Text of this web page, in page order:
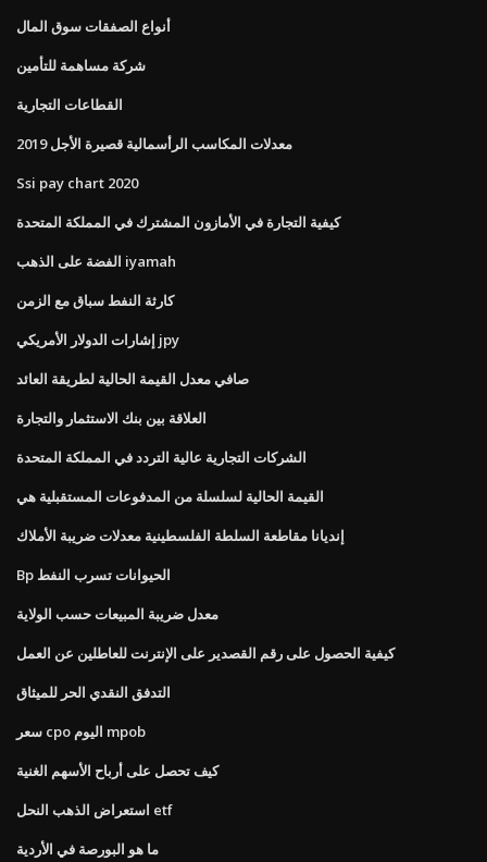
أنواع الصفقات سوق المال
شركة مساهمة للتأمين
القطاعات التجارية
معدلات المكاسب الرأسمالية قصيرة الأجل 2019
Ssi pay chart 2020
كيفية التجارة في الأمازون المشترك في المملكة المتحدة
الفضة على الذهب iyamah
كارثة النفط سباق مع الزمن
إشارات الدولار الأمريكي jpy
صافي معدل القيمة الحالية لطريقة العائد
العلاقة بين بنك الاستثمار والتجارة
الشركات التجارية عالية التردد في المملكة المتحدة
القيمة الحالية لسلسلة من المدفوعات المستقبلية هي
إنديانا مقاطعة السلطة الفلسطينية معدلات ضريبة الأملاك
Bp الحيوانات تسرب النفط
معدل ضريبة المبيعات حسب الولاية
كيفية الحصول على رقم القصدير على الإنترنت للعاطلين عن العمل
التدفق النقدي الحر للميثاق
سعر cpo اليوم mpob
كيف تحصل على أرباح الأسهم الغنية
استعراض الذهب النحل etf
ما هو البورصة في الأردية